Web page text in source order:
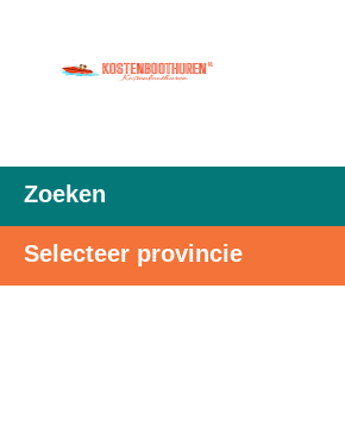
Zoeken
Selecteer provincie